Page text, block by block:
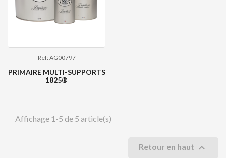
Ref: AG00797
PRIMAIRE MULTI-SUPPORTS
1825®
Affichage 1-5 de 5 article(s)
Retour en haut 